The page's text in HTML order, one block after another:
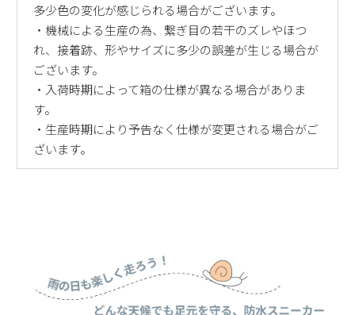
多少色の変化が感じられる場合がございます。
・機械による生産の為、繋ぎ目の若干のズレやほつ
れ、接着跡、形やサイズに多少の誤差が生じる場合が
ございます。
・入荷時期によって箱の仕様が異なる場合がありま
す。
・生産時期により予告なく仕様が変更される場合がご
ざいます。